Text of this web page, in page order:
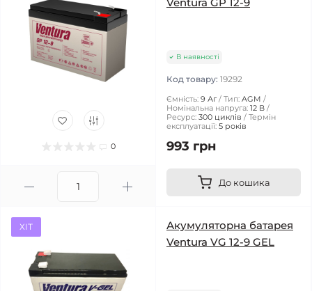
0
В наявності
Код товару: 19292
Ємність: 9 Аг Тип: AGM
Номінальна напруга: 12 В
Ресурс: 300 циклів
Термін
експлуатації: 5 років
993 грн
До кошика
ХІТ
Акумуляторна батарея
Ventura VG 12-9 GEL